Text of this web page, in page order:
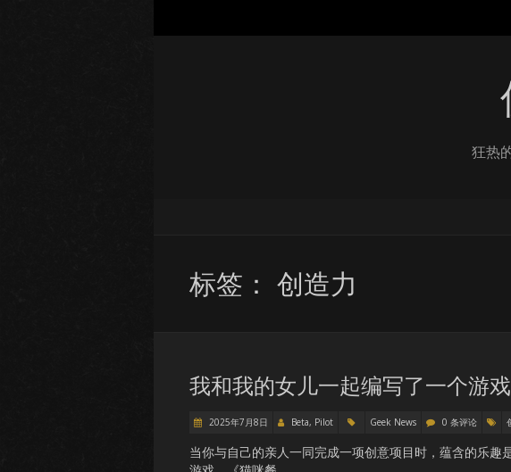
狂热
标签： 创造力
我和我的女儿一起编写了一个游戏
2025年7月8日 Beta, Pilot Geek News 0 条评论
当你与自己的亲人一同完成一项创意项目时，蕴含的乐